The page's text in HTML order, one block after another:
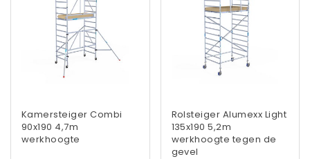
Kamersteiger Combi
90x190 4,7m
werkhoogte
Rolsteiger Alumexx Light
135x190 5,2m
werkhoogte tegen de
gevel